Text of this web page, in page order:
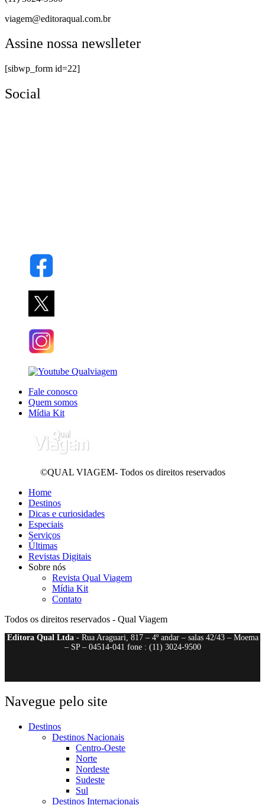
viagem@editoraqual.com.br
Assine nossa newslleter
[sibwp_form id=22]
Social
Fale conosco
Quem somos
Mídia Kit
©QUAL VIAGEM- Todos os direitos reservados
Home
Destinos
Dicas e curiosidades
Especiais
Serviços
Últimas
Revistas Digitais
Sobre nós
Revista Qual Viagem
Mídia Kit
Contato
Todos os direitos reservados - Qual Viagem
Editora Qual Ltda- Rua Araguari, 817 – 4º andar – salas 42/43 – Moema
– SP – 04514-041 fone : (11) 3024-9500
Navegue pelo site
Destinos
Destinos Nacionais
Centro-Oeste
Norte
Nordeste
Sudeste
Sul
Destinos Internacionais